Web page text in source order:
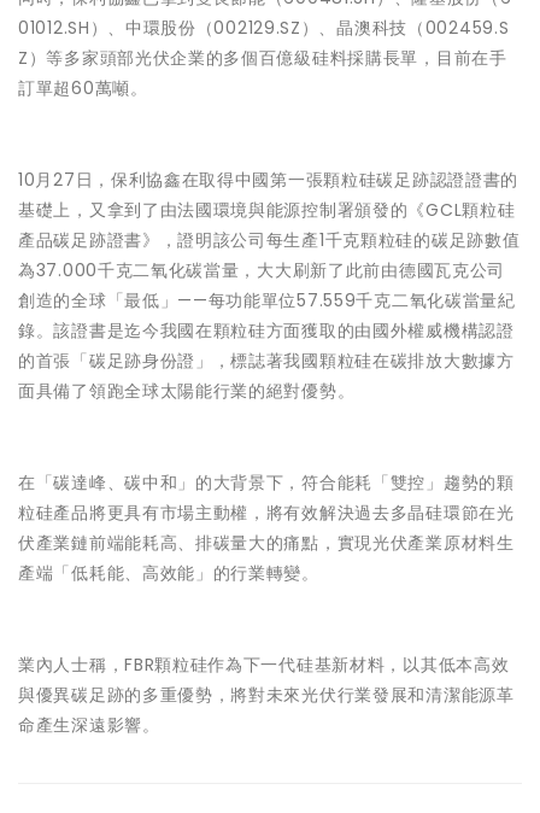
01012.SH）、中環股份（002129.SZ）、晶澳科技（002459.S
Z）等多家頭部光伏企業的多個百億級硅料採購長單，目前在手
訂單超60萬噸。
10月27日，保利協鑫在取得中國第一張顆粒硅碳足跡認證證書的
基礎上，又拿到了由法國環境與能源控制署頒發的《GCL顆粒硅
產品碳足跡證書》，證明該公司每生產1千克顆粒硅的碳足跡數值
為37.000千克二氧化碳當量，大大刷新了此前由德國瓦克公司
創造的全球「最低」——每功能單位57.559千克二氧化碳當量紀
錄。該證書是迄今我國在顆粒硅方面獲取的由國外權威機構認證
的首張「碳足跡身份證」，標誌著我國顆粒硅在碳排放大數據方
面具備了領跑全球太陽能行業的絕對優勢。
在「碳達峰、碳中和」的大背景下，符合能耗「雙控」趨勢的顆
粒硅產品將更具有市場主動權，將有效解決過去多晶硅環節在光
伏產業鏈前端能耗高、排碳量大的痛點，實現光伏產業原材料生
產端「低耗能、高效能」的行業轉變。
業內人士稱，FBR顆粒硅作為下一代硅基新材料，以其低本高效
與優異碳足跡的多重優勢，將對未來光伏行業發展和清潔能源革
命產生深遠影響。